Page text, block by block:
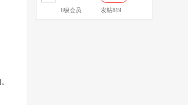
。
8级会员 发帖819